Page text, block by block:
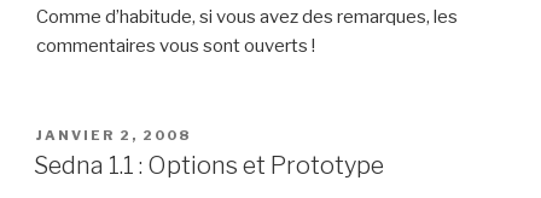
Comme d’habitude, si vous avez des remarques, les
commentaires vous sont ouverts !
PUBLIÉ
LE
JANVIER 2, 2008
Sedna 1.1 : Options et Prototype